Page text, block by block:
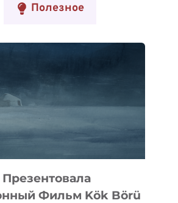
Полезное
Фильм Kök Börü